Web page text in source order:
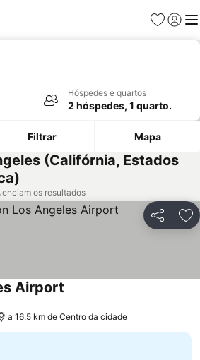
Favoritos
Iniciar
Hóspedes e quartos
2 hóspedes, 1 quarto.
Filtrar Mapa
(Califórnia, Estados
os resultados
Partilhar
Airport
a 16.5 km de Centro da cidade